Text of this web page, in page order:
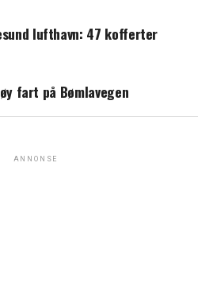
lufthavn: 47 kofferter
fart på Bømlavegen
ANNONSE